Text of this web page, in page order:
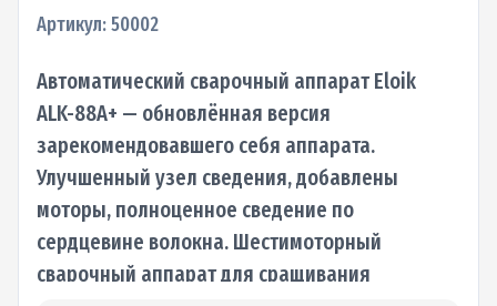
Артикул: 50002
Автоматический сварочный аппарат Eloik
ALK-88A+ — обновлённая версия
зарекомендовавшего себя аппарата.
Улучшенный узел сведения, добавлены
моторы, полноценное сведение по
сердцевине волокна. Шестимоторный
сварочный аппарат для сращивания